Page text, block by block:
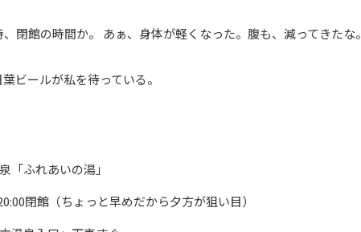
閉館の時間か。 あぁ、身体が軽くなった。腹も、減ってきたな。
ビールが私を待っている。
「ふれあいの湯」
閉館（ちょっと早めだから夕方が狙い目）